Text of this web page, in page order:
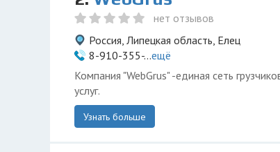
нет отзывов
Россия, Липецкая область, Елец
8-910-355-...ещё
Компания "WebGrus" -единая сеть
услуг.
Узнать больше